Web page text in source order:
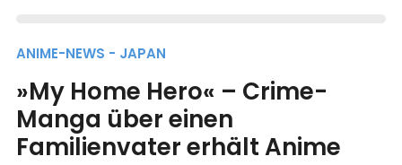
ANIME-NEWS - JAPAN
»My Home Hero« – Crime-
Manga über einen
Familienvater erhält Anime